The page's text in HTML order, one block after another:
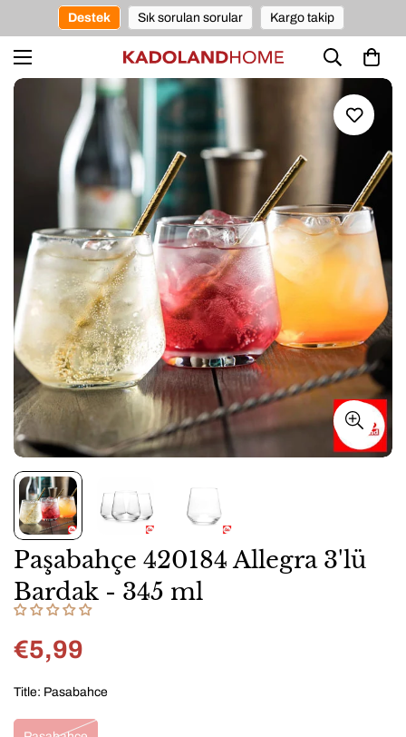
Destek Sık sorulan sorular Kargo takip
Paşabahçe 420184 Allegra 3'lü
Bardak - 345 ml
Normal
€5,99
Title: Pasabahce